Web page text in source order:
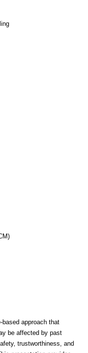
approach that
be affected by past
trustworthiness, and